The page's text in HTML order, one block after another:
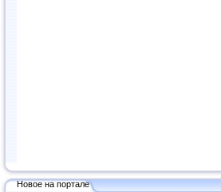
Новое на портале